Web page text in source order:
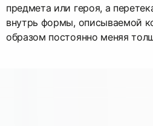
предмета или героя, а
внутрь формы, описываемой
образом постоянно меняя